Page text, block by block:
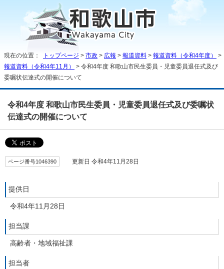
現在の位置： トップページ > 市政 > 広報 > 報道資料 > 報道資料（令和4年度）
>
報道資料（令和4年11月）
> 令和4年度 和歌山市民生委員・児童委員退任式及び
委嘱状伝達式の開催について
令和4年度 和歌山市民生委員・児童委員退任式及び委嘱状
伝達式の開催について
ページ番号1046390 更新日 令和4年11月28日
提供日
令和4年11月28日
担当課
高齢者・地域福祉課
担当者